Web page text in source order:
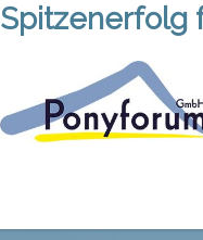
Spitzenerfolg